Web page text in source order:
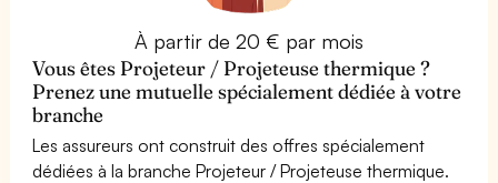
À partir de 20 € par mois
Vous êtes Projeteur / Projeteuse thermique ?
Prenez une mutuelle spécialement dédiée à votre
branche
Les assureurs ont construit des offres spécialement
dédiées à la branche Projeteur / Projeteuse thermique.